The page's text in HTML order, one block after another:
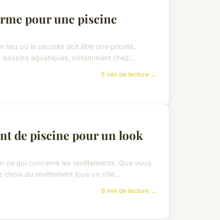
pour une piscine
lieu où la sécurité doit être une priorité.
aquatiques, notamment chez...
5 min de lecture →
de piscine pour un look
ce qui concerne les revêtements. Que vous
choix du revêtement joue un rôle...
6 min de lecture →